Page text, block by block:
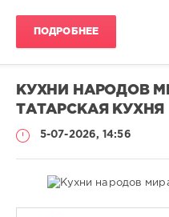
ПОДРОБНЕЕ
КУХНИ НАРОДОВ
ТАТАРСКАЯ КУХНЯ
5-07-2026, 14:56